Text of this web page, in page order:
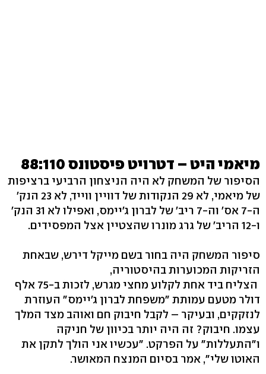
מיאמי היט – דטרויט פיסטונס 88:110
הסיפור של המשחק לא היה הניצחון הרביעי ברציפות
של מיאמי, לא 29 הנקודות של דוויין ווייד, לא 23 הנק'
ה-7 אס' וה-7 ריב' של לברון ג'יימס, ואפילו לא 31 הנק'
ו-12 הריב' של גרג מונרו שהצטיין אצל המפסידים.
סיפור המשחק היה בחור בשם מייקל דירש, שבאחת
הזריקות המכוערות בהיסטוריה,
הצליח ביד אחת לקלוע מחצי מגרש, לזכות ב-75 אלף
דולר מטעם עמותת "משפחת לברון ג'יימס" העוזרת
לנזקקים, ובעיקר – לקבל חיבוק חם ואוהב מצד המלך
עצמו. חיבוק? זה היה יותר בכיוון של חניקה
ו"התעללות" על הפרקט. "עכשיו אני הולך לתקן את
האוטו שלי", אמר בסיום המנצח המאושר.